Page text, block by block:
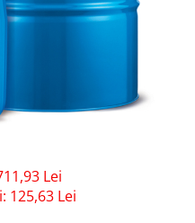
Lei
125,63 Lei